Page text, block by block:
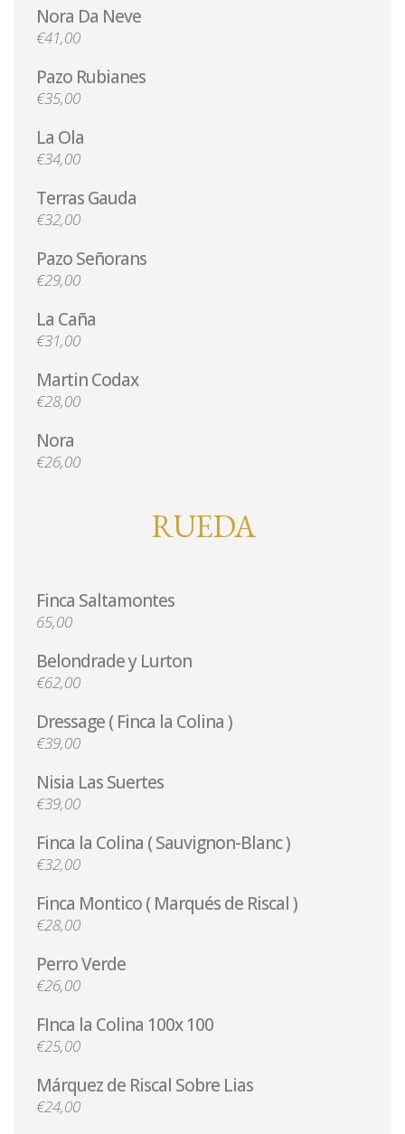
Nora Da Neve
€41,00
Pazo Rubianes
€35,00
La Ola
€34,00
Terras Gauda
€32,00
Pazo Señorans
€29,00
La Caña
€31,00
Martin Codax
€28,00
Nora
€26,00
RUEDA
Finca Saltamontes
65,00
Belondrade y Lurton
€62,00
Dressage ( Finca la Colina )
€39,00
Nisia Las Suertes
€39,00
Finca la Colina ( Sauvignon-Blanc )
€32,00
Finca Montico ( Marqués de Riscal )
€28,00
Perro Verde
€26,00
FInca la Colina 100x 100
€25,00
Márquez de Riscal Sobre Lias
€24,00